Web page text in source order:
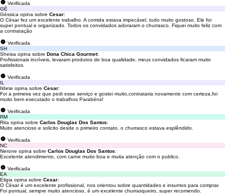
Verificada
GÉ
Géssica opina sobre Cesar:
O César fez um excelente trabalho. A comida estava impecável, tudo muito gostoso. Ele foi
super pontual e organizado. Todos os convidados adoraram o churrasco. Fiquei muito feliz com
a contratação
Verificada
SH
Sheisa opina sobre Dona Chica Gourmet:
Profissionais incríveis, levaram produtos de boa qualidade, meus convidados ficaram muito
satisfeitos.
Verificada
IL
Ildete opina sobre Cesar:
Foi a primeira vez que pedi esse serviço e gostei muito,contrataria novamente com certeza,foi
muito bem executado o trabalhos Parabéns!
Verificada
RM
Rita opina sobre Carlos Douglas Dos Santos:
Muito atencioso e solicito desde o primeiro contato, o churrasco estava esplêndido.
Verificada
NC
Nerone opina sobre Carlos Douglas Dos Santos:
Excelente atendimento, com carne muito boa e muita atenção com o publico.
Verificada
EA
Eligia opina sobre Cesar:
O César é um excelente profissional, nos orientou sobre quantidades e insumos para comprar.
Foi pontual, sempre muito atencioso, é um excelente churrasqueiro, super recomendo.